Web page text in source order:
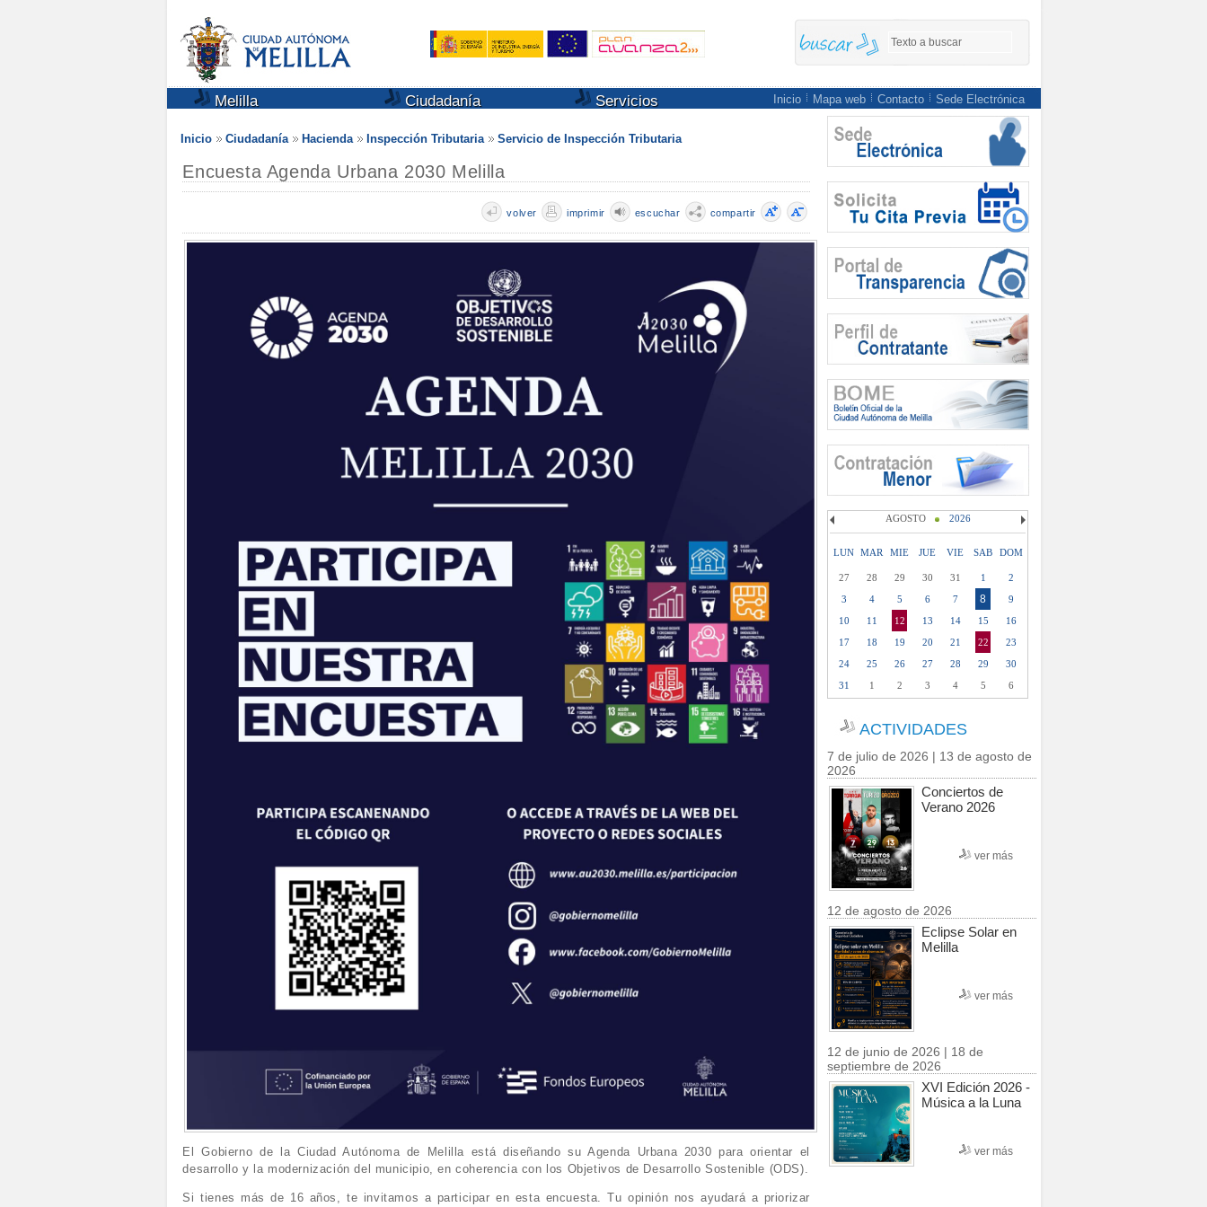
Melilla Ciudadanía Servicios Inicio Mapa web Contacto Sede Electrónica
Inicio Ciudadanía Hacienda Inspección Tributaria Servicio de Inspección Tributaria
Encuesta Agenda Urbana 2030 Melilla
compartir
escuchar
imprimir
volver
El Gobierno de la Ciudad Autónoma de Melilla está diseñando su Agenda Urbana 2030 para orientar el
desarrollo y la modernización del municipio, en coherencia con los Objetivos de Desarrollo Sostenible (ODS).
Si tienes más de 16 años, te invitamos a participar en esta encuesta. Tu opinión nos ayudará a priorizar
AGOSTO 2026
LUN MAR MIE JUE VIE SAB DOM
27 28 29 30 31 1
2
3
4 5 6 7 8
9
10
11 12 13 14 15
16
17
18 19 20 21 22
23
24
25 26 27 28 29
30
31
1 2 3 4 5 6
ACTIVIDADES
7 de julio de 2026 | 13 de agosto de
2026
Conciertos de
Verano 2026
ver más
12 de agosto de 2026
Eclipse Solar en
Melilla
ver más
12 de junio de 2026 | 18 de
septiembre de 2026
XVI Edición 2026 -
Música a la Luna
ver más